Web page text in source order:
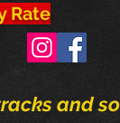
and
Rate